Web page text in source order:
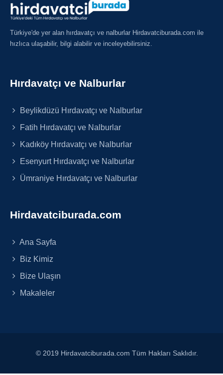
Türkiye'de yer alan hırdavatçı ve nalburlar Hirdavatciburada.com ile
hızlıca ulaşabilir, bilgi alabilir ve inceleyebilirsiniz.
Hırdavatçı ve Nalburlar
Beylikdüzü Hırdavatçı ve Nalburlar
Fatih Hırdavatçı ve Nalburlar
Kadıköy Hırdavatçı ve Nalburlar
Esenyurt Hırdavatçı ve Nalburlar
Ümraniye Hırdavatçı ve Nalburlar
Hirdavatciburada.com
Ana Sayfa
Biz Kimiz
Bize Ulaşın
Makaleler
© 2019 Hirdavatciburada.com Tüm Hakları Saklıdır.